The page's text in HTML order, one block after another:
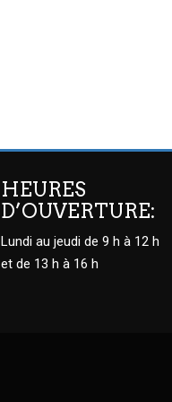
HEURES
D’OUVERTURE:
Lundi au jeudi de 9 h à 12 h
et de 13 h à 16 h